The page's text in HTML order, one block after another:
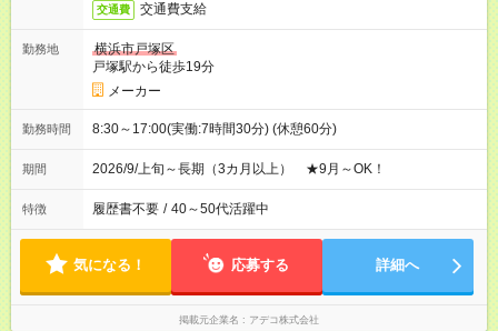
交通費 交通費支給
勤務地
横浜市戸塚区
戸塚駅から徒歩19分
メーカー
勤務時間 8:30～17:00(実働:7時間30分) (休憩60分)
期間 2026/9/上旬～長期（3カ月以上） ★9月～OK！
特徴 履歴書不要 / 40～50代活躍中
気になる！ 応募する 詳細へ
掲載元企業名 アデコ株式会社